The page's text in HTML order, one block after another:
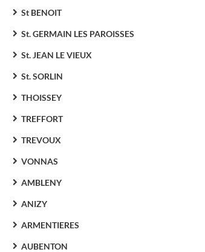
St BENOIT
St. GERMAIN LES PAROISSES
St. JEAN LE VIEUX
St. SORLIN
THOISSEY
TREFFORT
TREVOUX
VONNAS
AMBLENY
ANIZY
ARMENTIERES
AUBENTON